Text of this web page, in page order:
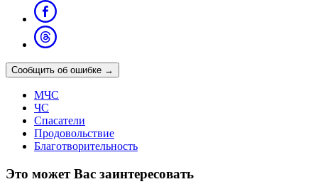
Сообщить об ошибке →
МЧС
ЧС
Спасатели
Продовольствие
Благотворительность
Это может Вас заинтересовать